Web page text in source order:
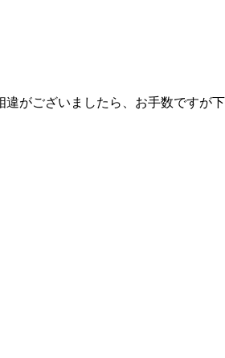
がございましたら、お手数ですが